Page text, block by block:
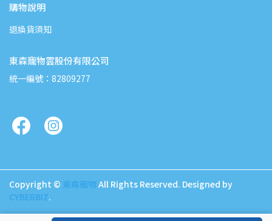
購物說明
退換貨須知
東森寵物雲股份有限公司
統一編號：82809277
Copyright © 東森寵物 All Rights Reserved. Designed by
CYBERBIZ.